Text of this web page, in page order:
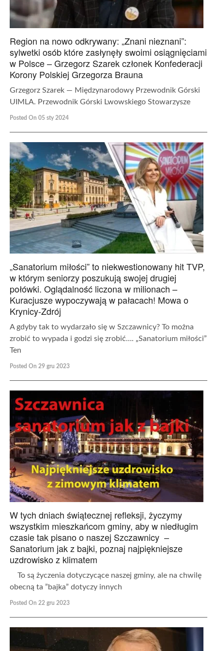
Region na nowo odkrywany: „Znani nieznani”:
sylwetki osób które zasłynęły swoimi osiągnięciami
w Polsce – Grzegorz Szarek członek Konfederacji
Korony Polskiej Grzegorza Brauna
Grzegorz Szarek — Międzynarodowy Przewodnik Górski
UIMLA. Przewodnik Górski Lwowskiego Stowarzysze
Posted On 05 sty 2024
„Sanatorium miłości” to niekwestionowany hit TVP,
w którym seniorzy poszukują swojej drugiej
połówki. Oglądalność liczona w milionach –
Kuracjusze wypoczywają w pałacach! Mowa o
Krynicy-Zdrój
A gdyby tak to wydarzało się w Szczawnicy? To można
zrobić to wypada i godzi się zrobić…. „Sanatorium miłości”
Ten
Posted On 29 gru 2023
W tych dniach świątecznej refleksji, życzymy
wszystkim mieszkańcom gminy, aby w niedługim
czasie tak pisano o naszej Szczawnicy –
Sanatorium jak z bajki, poznaj najpiękniejsze
uzdrowisko z klimatem
To są życzenia dotyczycące naszej gminy, ale na chwilę
obecną ta ”bajka” dotyczy innych
Posted On 22 gru 2023